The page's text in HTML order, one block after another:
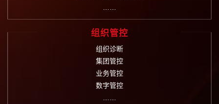
……
组织管控
组织诊断
集团管控
业务管控
数字管控
……